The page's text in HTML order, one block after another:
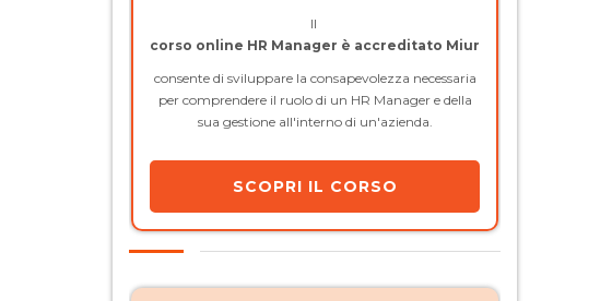
Il
corso online HR Manager è accreditato Miur
consente di sviluppare la consapevolezza necessaria
per comprendere il ruolo di un HR Manager e della
sua gestione all'interno di un'azienda.
SCOPRI IL CORSO